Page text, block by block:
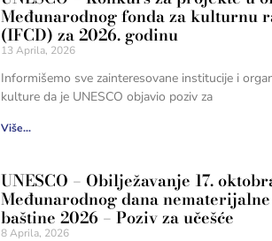
Međunarodnog fonda za kulturnu
(IFCD) za 2026. godinu
13 Aprila, 2026
Informišemo sve zainteresovane institucije i
kulture da je UNESCO objavio poziv za
Više...
UNESCO – Obilježavanje 17.
Međunarodnog dana
baštine 2026 – Poziv za učešće
8 Aprila, 2026